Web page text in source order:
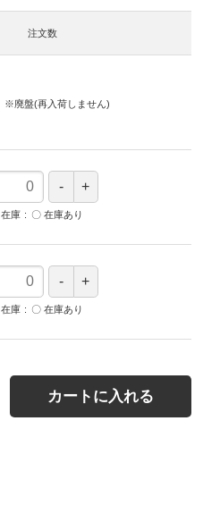
注文数
※廃盤(再入荷しません)
在庫 〇 在庫あり
在庫 〇 在庫あり
カートに入れる